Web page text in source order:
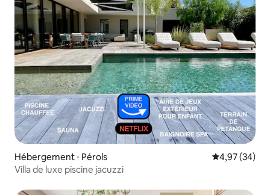
Hébergement ⋅ Pérols Évaluation
4,97 (34)
Villa de luxe piscine jacuzzi